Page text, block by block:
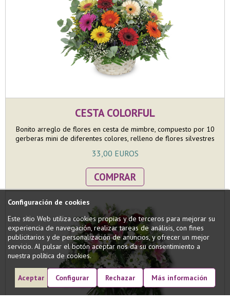
CESTA COLORFUL
Bonito arreglo de flores en cesta de mimbre, compuesto por 10
gerberas mini de diferentes colores, relleno de flores silvestres
en cualquier evento.
33,00 EUROS
COMPRAR
Configuración de cookies
Este sitio Web utiliza cookies propias y de terceros para mejorar su
experiencia de navegación, realizar tareas de análisis, con fines
publicitarios y de personalización de anuncios, y ofrecer un mejor
servicio. Al pulsar el botón aceptar nos da su consentimiento a
nuestra política de cookies.
Aceptar Configurar Rechazar Más información